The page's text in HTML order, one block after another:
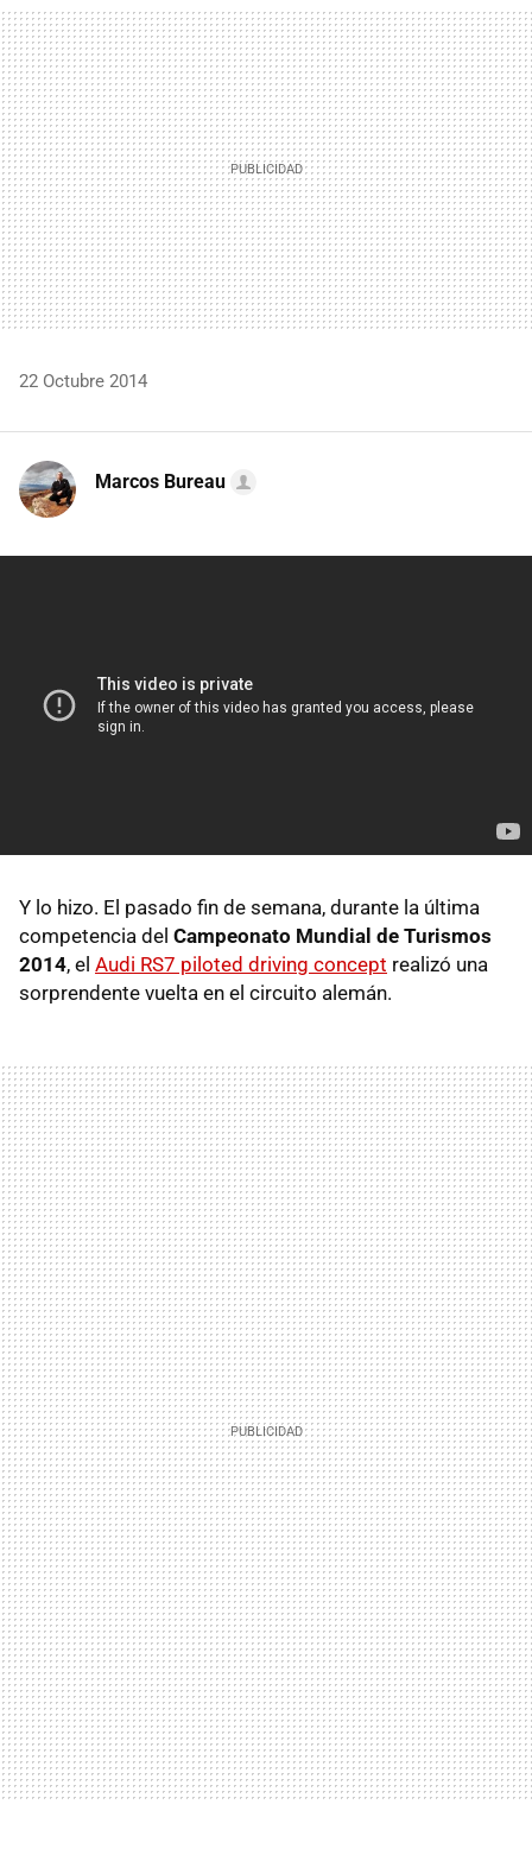
MAIL
22 Octubre 2014
Marcos Bureau
Y lo hizo. El pasado fin de semana, durante la última
competencia del Campeonato Mundial de Turismos
2014, el Audi RS7 piloted driving concept realizó una
sorprendente vuelta en el circuito alemán.